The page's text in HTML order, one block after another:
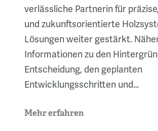
verlässliche Partnerin für
und zukunftsorientierte
Lösungen weiter gestärkt.
Informationen zu den
Entscheidung, den geplanten
Entwicklungsschritten und…
Mehr erfahren